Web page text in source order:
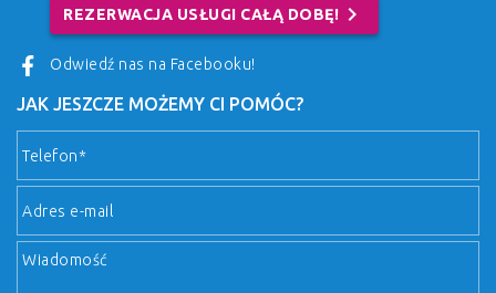
REZERWACJA USŁUGI CAŁĄ DOBĘ! chevron_right
Odwiedź nas na Facebooku!
JAK JESZCZE MOŻEMY CI POMÓC?